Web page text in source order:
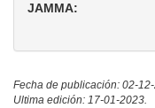
JAMMA:
Fecha de publicación: 02-
Ultima edición: 17-01-2023.